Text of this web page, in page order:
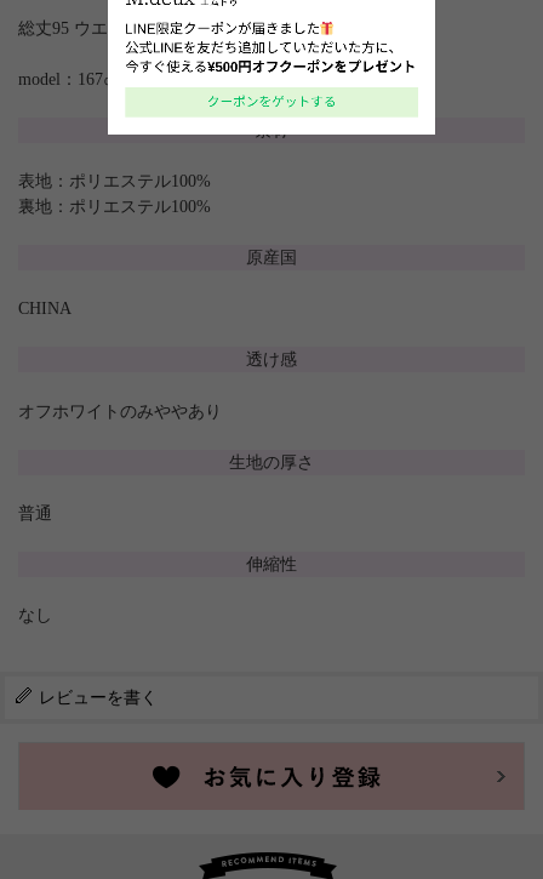
総丈95 ウエスト(ゴム)63 ヒップ97.5
model：167㎝
素材
表地：ポリエステル100%
裏地：ポリエステル100%
原産国
CHINA
透け感
オフホワイトのみややあり
生地の厚さ
普通
伸縮性
なし
レビューを書く